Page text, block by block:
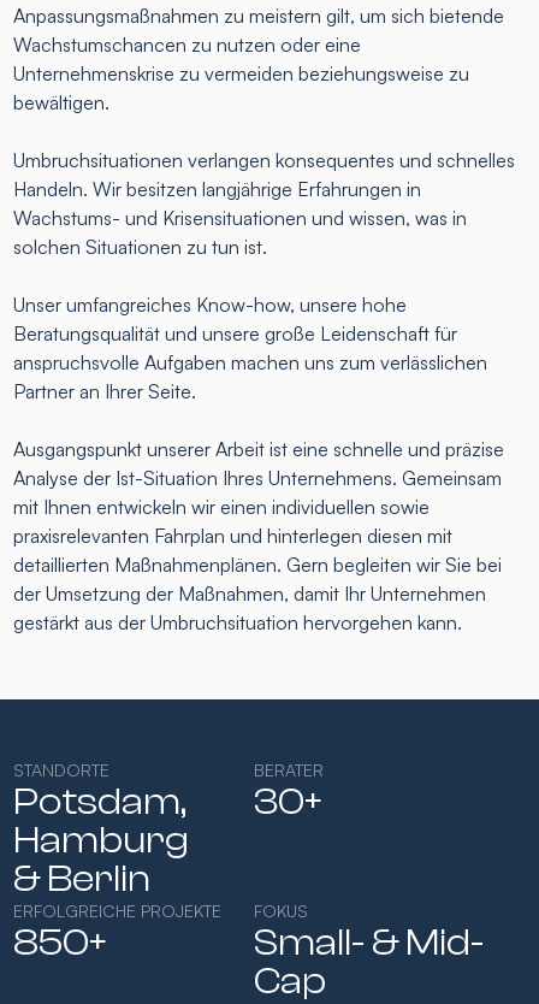
Anpassungsmaßnahmen zu meistern gilt, um sich bietende
Wachstumschancen zu nutzen oder eine
Unternehmenskrise zu vermeiden beziehungsweise zu
bewältigen.
Umbruchsituationen verlangen konsequentes und schnelles
Handeln. Wir besitzen langjährige Erfahrungen in
Wachstums- und Krisensituationen und wissen, was in
solchen Situationen zu tun ist.
Unser umfangreiches Know-how, unsere hohe
Beratungsqualität und unsere große Leidenschaft für
anspruchsvolle Aufgaben machen uns zum verlässlichen
Partner an Ihrer Seite.
Ausgangspunkt unserer Arbeit ist eine schnelle und präzise
Analyse der Ist-Situation Ihres Unternehmens. Gemeinsam
mit Ihnen entwickeln wir einen individuellen sowie
praxisrelevanten Fahrplan und hinterlegen diesen mit
detaillierten Maßnahmenplänen. Gern begleiten wir Sie bei
der Umsetzung der Maßnahmen, damit Ihr Unternehmen
gestärkt aus der Umbruchsituation hervorgehen kann.
STANDORTE
Potsdam,
Hamburg​
& Berlin
BERATER
30+
ERFOLGREICHE PROJEKTE
850+
FOKUS
Small- & Mid-
Cap​